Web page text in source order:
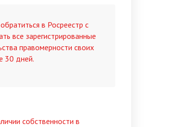
в Росреестр с
все зарегистрированные
правомерности своих
30 дней.
собственности в